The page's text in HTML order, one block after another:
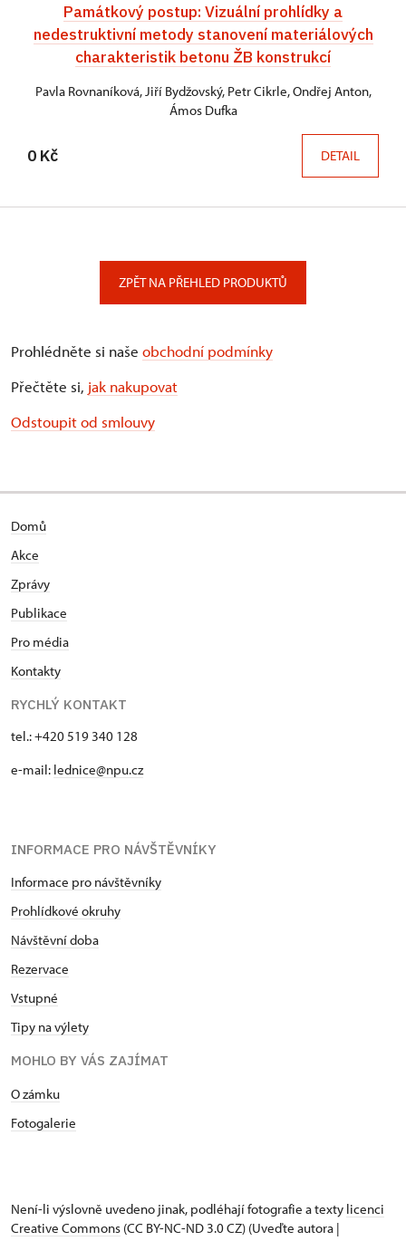
Památkový postup: Vizuální prohlídky a
nedestruktivní metody stanovení materiálových
charakteristik betonu ŽB konstrukcí
Pavla Rovnaníková, Jiří Bydžovský, Petr Cikrle, Ondřej Anton,
Ámos Dufka
0 Kč DETAIL
ZPĚT NA PŘEHLED PRODUKTŮ
Prohlédněte si naše obchodní podmínky
Přečtěte si, jak nakupovat
Odstoupit od smlouvy
Domů
Akce
Zprávy
Publikace
Pro média
Kontakty
RYCHLÝ KONTAKT
tel.: +420 519 340 128
e-mail: lednice@npu.cz
INFORMACE PRO NÁVŠTĚVNÍKY
Informace pro návštěvníky
Prohlídkové okruhy
Návštěvní doba
Rezervace
Vstupné
Tipy na výlety
MOHLO BY VÁS ZAJÍMAT
O zámku
Fotogalerie
Není-li výslovně uvedeno jinak, podléhají fotografie a texty licenci
Creative Commons (CC BY-NC-ND 3.0 CZ) (Uveďte autora |